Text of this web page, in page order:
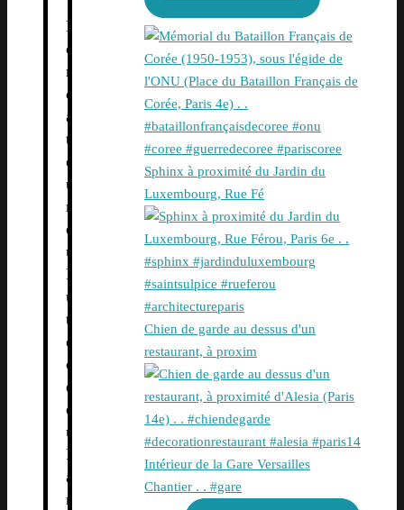
F
o
n
d
a
t
e
u
r
d
u
L
u
t
è
c
e
d
u
P
a
r
Sphinx à proximité du Jardin du
Luxembourg, Rue Fé
Chien de garde au dessus d'un
restaurant, à proxim
Intérieur de la Gare Versailles
Chantier . . #gare